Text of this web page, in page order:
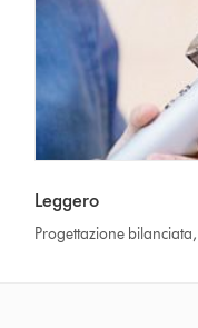
Leggero
Progettazione